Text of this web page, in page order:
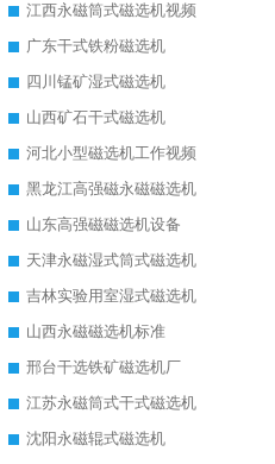
江西永磁筒式磁选机视频
广东干式铁粉磁选机
四川锰矿湿式磁选机
山西矿石干式磁选机
河北小型磁选机工作视频
黑龙江高强磁永磁磁选机
山东高强磁磁选机设备
天津永磁湿式筒式磁选机
吉林实验用室湿式磁选机
山西永磁磁选机标准
邢台干选铁矿磁选机厂
江苏永磁筒式干式磁选机
沈阳永磁辊式磁选机